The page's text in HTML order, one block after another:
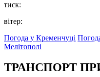
тиск:
вітер:
Погода у Кременчуці
Мелітополі
ТРАНСПОРТ